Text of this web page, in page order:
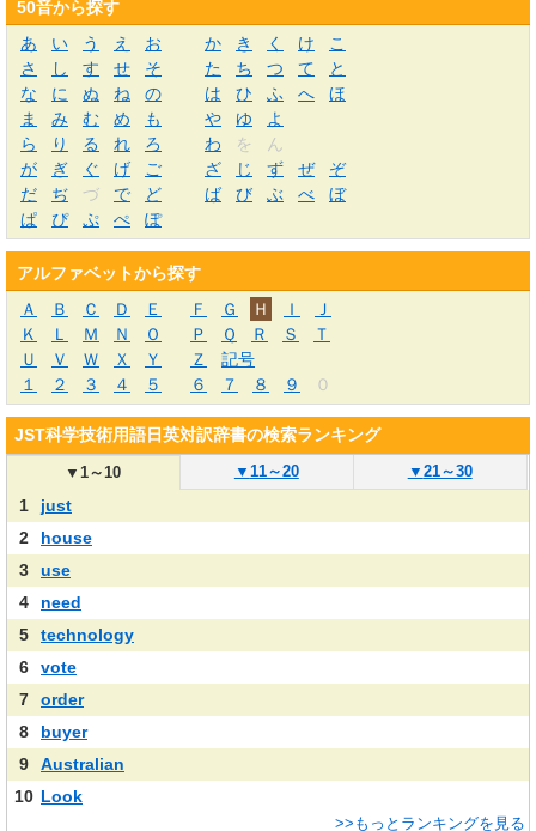
50音から探す
あ
い う え お か き く け
こ
さ
し す せ そ た ち つ て
と
な
に ぬ ね の は ひ ふ へ
ほ
ま
み む め も や ゆ
よ
ら
り る れ ろ わ を
ん
が
ぎ ぐ げ ご ざ じ ず ぜ
ぞ
だ
ぢ づ で ど ば び ぶ べ
ぼ
ぱ
ぴ ぷ ぺ ぽ
アルファベットから探す
Ａ
Ｂ Ｃ Ｄ Ｅ Ｆ Ｇ Ｈ Ｉ
Ｊ
Ｋ
Ｌ Ｍ Ｎ Ｏ Ｐ Ｑ Ｒ Ｓ
Ｔ
Ｕ
Ｖ Ｗ Ｘ Ｙ Ｚ
記号
１
２ ３ ４ ５ ６ ７ ８ ９ ０
JST科学技術用語日英対訳辞書の検索ランキング
▼1～10 ▼ 11～20 ▼ 21～30
1
just
2
house
3
use
4
need
5
technology
6
vote
7
order
8
buyer
9
Australian
10 Look
>>もっとランキングを見る